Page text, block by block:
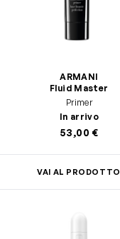
ARMANI
Fluid Master
Primer
In arrivo
53,00 €
VAI AL PRODOTTO